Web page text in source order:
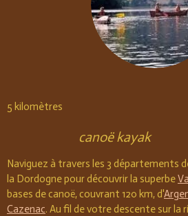
5 kilomètres
canoë kayak
Naviguez à travers les 3 départements
la Dordogne pour découvrir la superbe
bases de canoë, couvrant 120 km, d'
Cazenac. Au fil de votre descente sur la